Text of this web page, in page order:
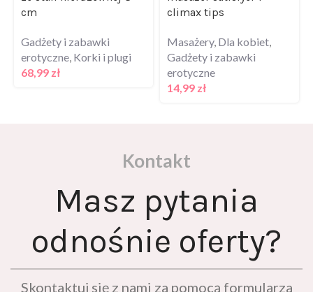
cm
Gadżety i zabawki
erotyczne
Korki i plugi
68,99
zł
climax tips
Masażery Dla kobiet
Gadżety i zabawki
erotyczne
14,99
zł
Kontakt
Masz pytania
odnośnie oferty?
Skontaktuj się z nami za pomocą formularza